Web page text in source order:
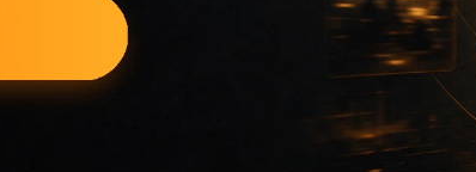
关键词、栏目词和文章标题生成。如果采集内容缺少
，则不进入发布队列。本页还加入常见问题和站内推
。第4条内容作为初始建设页，重点承担栏目深度补